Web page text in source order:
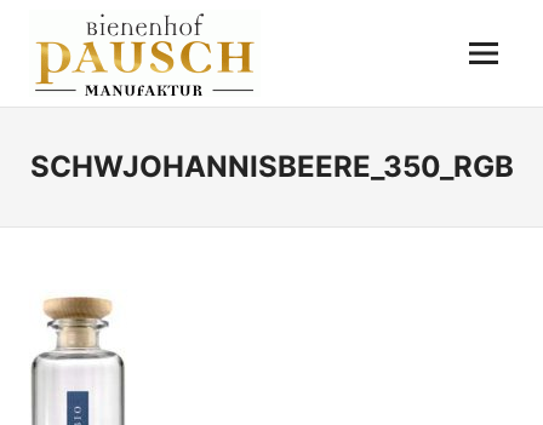
Inhalt
springen
Destillerie
Imkerei
–
Menü
SCHWJOHANNISBEERE_350_RGB